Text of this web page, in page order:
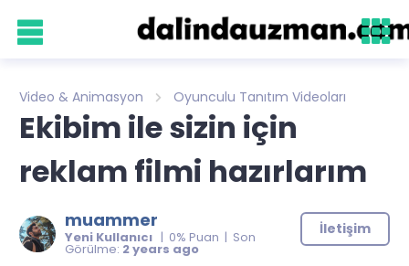
Video & Animasyon Oyunculu Tanıtım Videoları
Ekibim ile sizin için
reklam filmi hazırlarım
muammer
Yeni Kullanıcı | 0% Puan | Son
Görülme: 2 years ago
İletişim